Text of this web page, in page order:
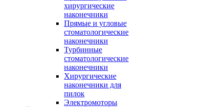
хирургические
наконечники
Прямые и угловые
стоматологические
наконечники
Турбинные
стоматологические
наконечники
Хирургические
наконечники для
пилок
Электромоторы